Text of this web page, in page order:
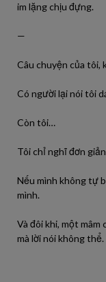
im lặng chịu đựng.
—
Câu chuyện của tôi,
Có người lại nói tôi
Còn tôi…
Tôi chỉ nghĩ đơn
Nếu mình không tự
mình.
Và đôi khi, một
mà lời nói không thể.